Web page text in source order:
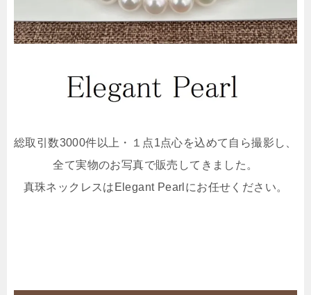
総取引数3000件以上・１点1点心を込めて自ら撮影し、
全て実物のお写真で販売してきました。
真珠ネックレスはElegant Pearlにお任せください。